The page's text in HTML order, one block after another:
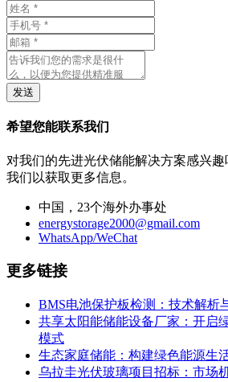
发送
希望您能联系我们
对我们的先进光伏储能解决方案感兴
我们以获取更多信息。
中国，23个海外办事处
energystorage2000@gmail.com
WhatsApp/WeChat
更多链接
BMS电池保护板检测：技术解析
共享太阳能储能设备厂家：开启
模式
生态家庭储能：构建绿色能源生
乌拉圭光伏玻璃项目招标：市场